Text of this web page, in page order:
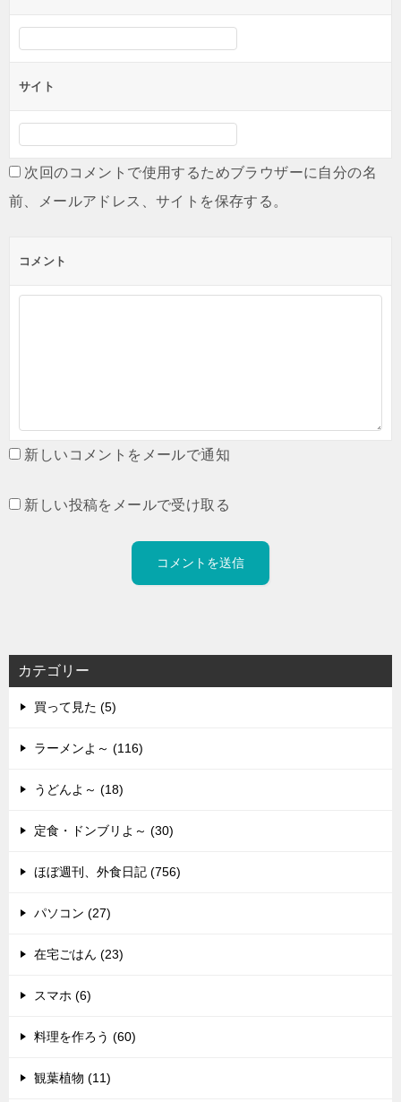
サイト
次回のコメントで使用するためブラウザーに自分の名
前、メールアドレス、サイトを保存する。
コメント
新しいコメントをメールで通知
新しい投稿をメールで受け取る
カテゴリー
買って見た (5)
ラーメンよ～ (116)
うどんよ～ (18)
定食・ドンブリよ～ (30)
ほぼ週刊、外食日記 (756)
パソコン (27)
在宅ごはん (23)
スマホ (6)
料理を作ろう (60)
観葉植物 (11)